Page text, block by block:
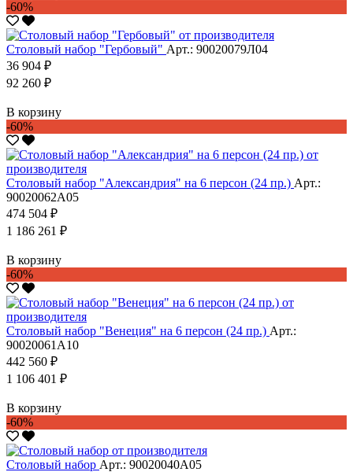
-60%
Столовый набор "Гербовый" Арт.: 90020079Л04
36 904 ₽
92 260 ₽
В корзину
-60%
Столовый набор "Александрия" на 6 персон (24 пр.) Арт.:
90020062А05
474 504 ₽
1 186 261 ₽
В корзину
-60%
Столовый набор "Венеция" на 6 персон (24 пр.) Арт.:
90020061А10
442 560 ₽
1 106 401 ₽
В корзину
-60%
Столовый набор Арт.: 90020040А05